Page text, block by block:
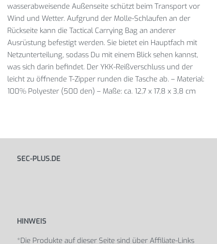
wasserabweisende Außenseite schützt beim Transport vor
Wind und Wetter. Aufgrund der Molle-Schlaufen an der
Rückseite kann die Tactical Carrying Bag an anderer
Ausrüstung befestigt werden. Sie bietet ein Hauptfach mit
Netzunterteilung, sodass Du mit einem Blick sehen kannst,
was sich darin befindet. Der YKK-Reißverschluss und der
leicht zu öffnende T-Zipper runden die Tasche ab. – Material:
100% Polyester (500 den) – Maße: ca. 12,7 x 17,8 x 3,8 cm
SEC-PLUS.DE
HINWEIS
*Die Produkte auf dieser Seite sind über Affiliate-Links